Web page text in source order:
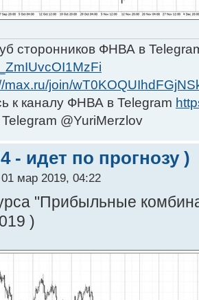
сторонников ФНВА в
max.ru/join/
к каналу ФНВА в Telegram
@YuriMerzlov
- идет по прогнозу )
мар 2019, 04:22
"Прибыльные
)